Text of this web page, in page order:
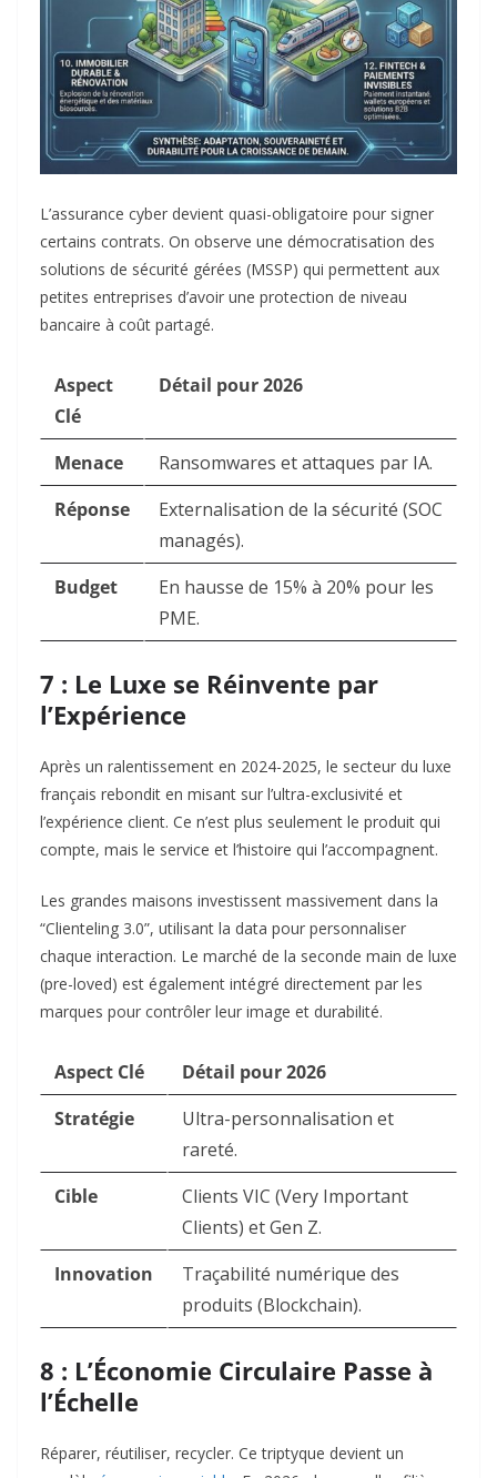
L’assurance cyber devient quasi-obligatoire pour signer
certains contrats. On observe une démocratisation des
solutions de sécurité gérées (MSSP) qui permettent aux
petites entreprises d’avoir une protection de niveau
bancaire à coût partagé.
Aspect
Clé
Détail pour 2026
Menace
Ransomwares et attaques par IA.
Réponse
Externalisation de la sécurité (SOC
managés).
Budget
En hausse de 15% à 20% pour les
PME.
7 : Le Luxe se Réinvente par
l’Expérience
Après un ralentissement en 2024-2025, le secteur du luxe
français rebondit en misant sur l’ultra-exclusivité et
l’expérience client. Ce n’est plus seulement le produit qui
compte, mais le service et l’histoire qui l’accompagnent.
Les grandes maisons investissent massivement dans la
“Clienteling 3.0”, utilisant la data pour personnaliser
chaque interaction. Le marché de la seconde main de luxe
(pre-loved) est également intégré directement par les
marques pour contrôler leur image et durabilité.
Aspect Clé
Détail pour 2026
Stratégie
Ultra-personnalisation et
rareté.
Cible
Clients VIC (Very Important
Clients) et Gen Z.
Innovation
Traçabilité numérique des
produits (Blockchain).
8 : L’Économie Circulaire Passe à
l’Échelle
Réparer, réutiliser, recycler. Ce triptyque devient un